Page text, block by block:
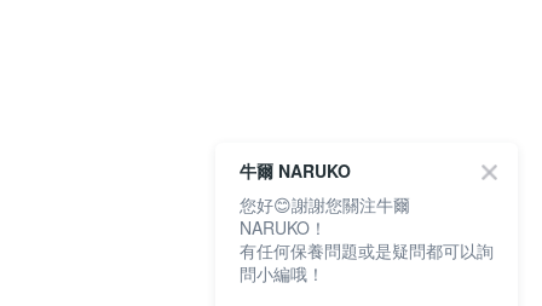
牛爾 NARUKO
您好😊謝謝您關注牛爾
NARUKO！
有任何保養問題或是疑問都可以詢
問小編哦！